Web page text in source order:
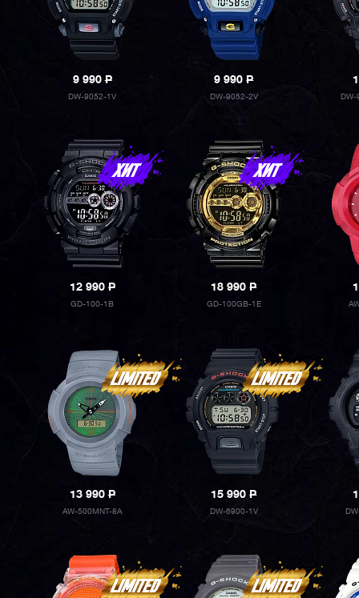
9 990P
DW-9052-1V
9 990P
DW-9052-2V DW-
12 990P
GD-100-1B
18 990P
GD-100GB-1E
13 990P
AW-500MNT-8A
15 990P
DW-6900-1V